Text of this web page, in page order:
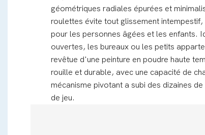
géométriques radiales épurées et
roulettes évite tout glissement
pour les personnes âgées et les enfants.
ouvertes, les bureaux ou les petits
revêtue d'une peinture en poudre haute
rouille et durable, avec une capacité de
mécanisme pivotant a subi des dizaines
de jeu.